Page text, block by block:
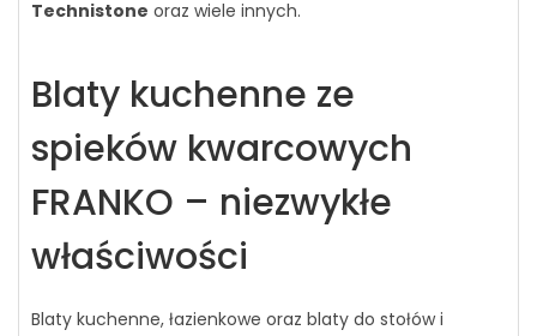
Technistone oraz wiele innych.
Blaty kuchenne ze
spieków kwarcowych
FRANKO – niezwykłe
właściwości
Blaty kuchenne, łazienkowe oraz blaty do stołów i